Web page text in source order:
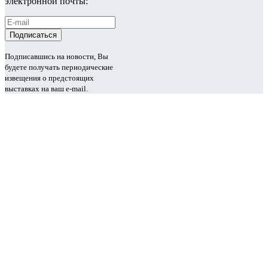
Подписавшись на новости, Вы
будете получать периодические
извещения о предстоящих
выставках на ваш e-mail.